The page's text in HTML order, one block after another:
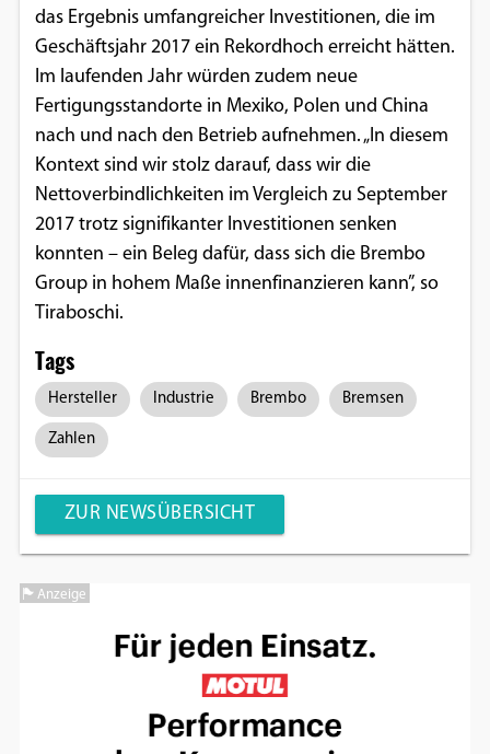
das Ergebnis umfangreicher Investitionen, die im
Geschäftsjahr 2017 ein Rekordhoch erreicht hätten.
Im laufenden Jahr würden zudem neue
Fertigungsstandorte in Mexiko, Polen und China
nach und nach den Betrieb aufnehmen. „In diesem
Kontext sind wir stolz darauf, dass wir die
Nettoverbindlichkeiten im Vergleich zu September
2017 trotz signifikanter Investitionen senken
konnten – ein Beleg dafür, dass sich die Brembo
Group in hohem Maße innenfinanzieren kann”, so
Tiraboschi.
Tags
Hersteller Industrie Brembo Bremsen
Zahlen
ZUR NEWSÜBERSICHT
Anzeige